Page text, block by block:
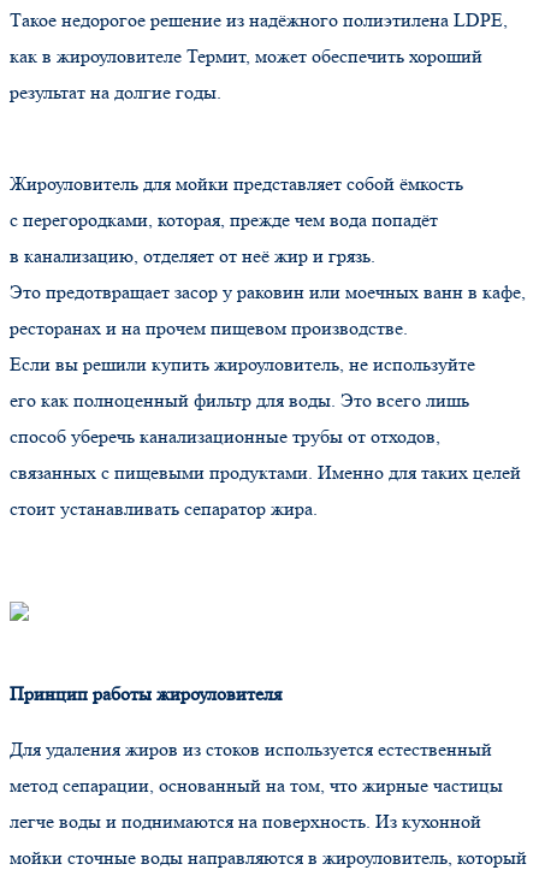
Такое недорогое решение из надёжного полиэтилена LDPE,
как в жироуловителе Термит, может обеспечить хороший
результат на долгие годы.
Жироуловитель для мойки представляет собой ёмкость
с перегородками, которая, прежде чем вода попадёт
в канализацию, отделяет от неё жир и грязь.
Это предотвращает засор у раковин или моечных ванн в кафе,
ресторанах и на прочем пищевом производстве.
Если вы решили купить жироуловитель, не используйте
его как полноценный фильтр для воды. Это всего лишь
способ уберечь канализационные трубы от отходов,
связанных с пищевыми продуктами. Именно для таких целей
стоит устанавливать сепаратор жира.
Принцип работы жироуловителя
Для удаления жиров из стоков используется естественный
метод сепарации, основанный на том, что жирные частицы
легче воды и поднимаются на поверхность. Из кухонной
мойки сточные воды направляются в жироуловитель, который